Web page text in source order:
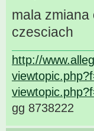
mala
czesciach
http://
gg 8738222